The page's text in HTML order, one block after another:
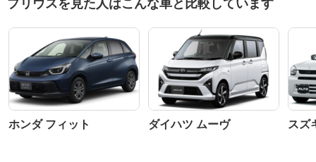
プリウスを見た人はこんな車と比較しています
ホンダ フィット ダイハツ ムーヴ スズ